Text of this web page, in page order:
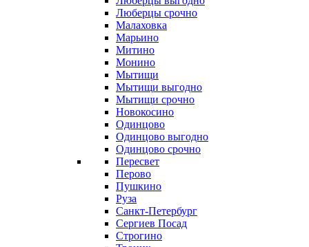
Люберцы срочно
Малаховка
Марьино
Митино
Монино
Мытищи
Мытищи выгодно
Мытищи срочно
Новокосино
Одинцово
Одинцово выгодно
Одинцово срочно
Пересвет
Перово
Пушкино
Руза
Санкт-Петербург
Сергиев Посад
Строгино